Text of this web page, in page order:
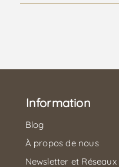
Cépage Carmenere
Cépage Castelão
Cépage Cercial
Cépage Chardonnay
Information
Blog
À propos de nous
Newsletter et Réseaux